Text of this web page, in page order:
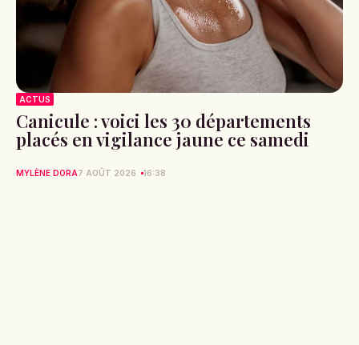
ACTUS
Canicule : voici les 30 départements
placés en vigilance jaune ce samedi
MYLÈNE DORA7 AOÛT 2026 16:38